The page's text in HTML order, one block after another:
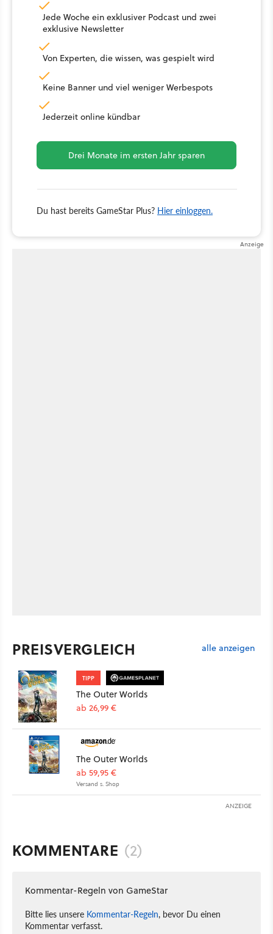
Jede Woche ein exklusiver Podcast und zwei
exklusive Newsletter
Von Experten, die wissen, was gespielt wird
Keine Banner und viel weniger Werbespots
Jederzeit online kündbar
Drei Monate im ersten Jahr sparen
Du hast bereits GameStar Plus? Hier einloggen.
PREISVERGLEICH alle anzeigen
TIPP
The Outer Worlds
ab 26,99 €
The Outer Worlds
ab 59,95 €
Versand s. Shop
ANZEIGE
KOMMENTARE (2)
Kommentar-Regeln von GameStar
Bitte lies unsere Kommentar-Regeln, bevor Du einen
Kommentar verfasst.